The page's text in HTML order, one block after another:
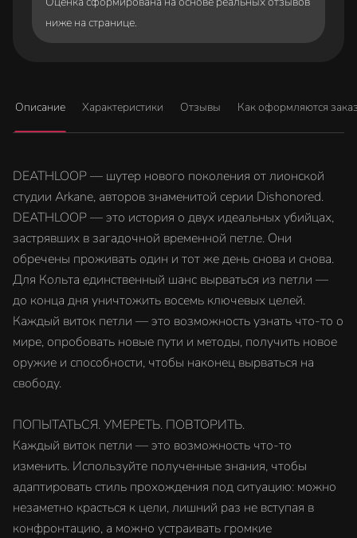
ниже на странице.
Описание Характеристики Отзывы Как оформляются
DEATHLOOP — шутер нового поколения от лионской
студии Arkane, авторов знаменитой серии Dishonored.
DEATHLOOP — это история о двух идеальных убийцах,
застрявших в загадочной временной петле. Они
обречены проживать один и тот же день снова и снова.
Для Кольта единственный шанс вырваться из петли —
до конца дня уничтожить восемь ключевых целей.
Каждый виток петли — это возможность узнать что-то о
мире, опробовать новые пути и методы, получить новое
оружие и способности, чтобы наконец вырваться на
свободу.
ПОПЫТАТЬСЯ. УМЕРЕТЬ. ПОВТОРИТЬ.
Каждый виток петли — это возможность что-то
изменить. Используйте полученные знания, чтобы
адаптировать стиль прохождения под ситуацию: можно
незаметно красться к цели, лишний раз не вступая в
конфронтацию, а можно устраивать громкие